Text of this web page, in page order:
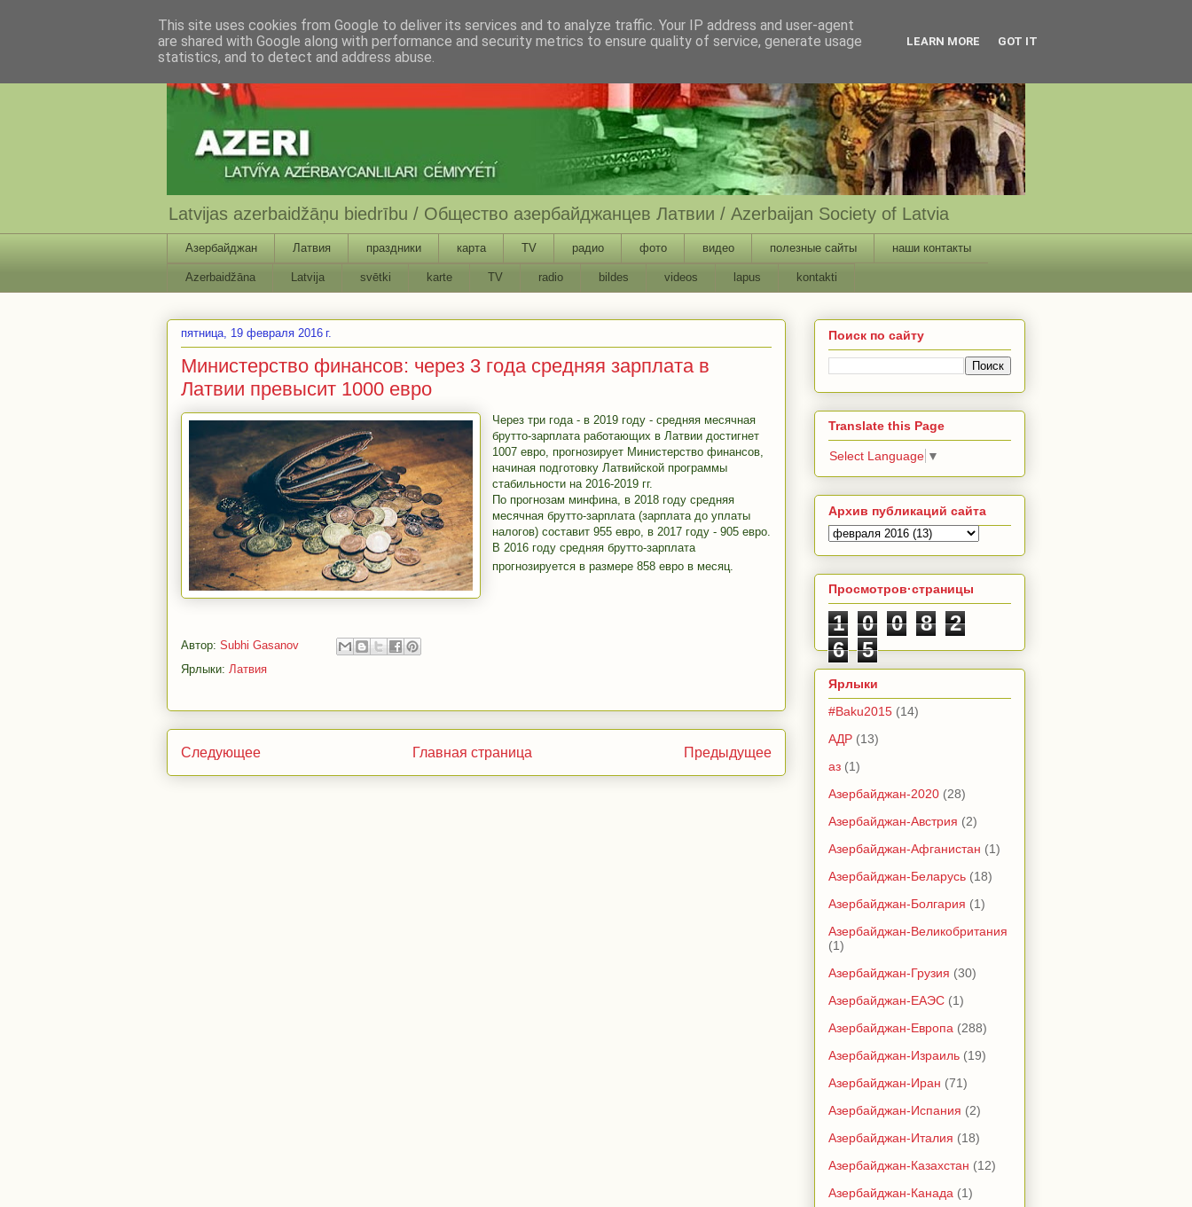
Latvijas azerbaidžāņu biedrību / Общество азербайджанцев Латвии / Azerbaijan Society of Latvia
Азербайджан Латвия праздники карта TV радио фото видео полезные сайты наши контакты
Azerbaidžāna Latvija svētki karte TV radio bildes videos lapus kontakti
пятница, 19 февраля 2016 г.
Министерство финансов: через 3 года средняя зарплата в
Латвии превысит 1000 евро
Через три года - в 2019 году - средняя месячная
брутто-зарплата работающих в Латвии достигнет
1007 евро, прогнозирует Министерство финансов,
начиная подготовку Латвийской программы
стабильности на 2016-2019 гг.
По прогнозам минфина, в 2018 году средняя
месячная брутто-зарплата (зарплата до уплаты
налогов) составит 955 евро, в 2017 году - 905 евро.
В 2016 году средняя брутто-зарплата
прогнозируется в размере 858 евро в месяц.
Автор: Subhi Gasanov
Ярлыки: Латвия
Следующее Предыдущее
Главная страница
Поиск по сайту
Translate this Page
Select Language ▼
Архив публикаций сайта
Просмотров·страницы
1 0 0 8
2
6
5
Ярлыки
#Baku2015 (14)
АДР (13)
аз (1)
Азербайджан-2020 (28)
Азербайджан-Австрия (2)
Азербайджан-Афганистан (1)
Азербайджан-Беларусь (18)
Азербайджан-Болгария (1)
Азербайджан-Великобритания
(1)
Азербайджан-Грузия (30)
Азербайджан-ЕАЭС (1)
Азербайджан-Европа (288)
Азербайджан-Израиль (19)
Азербайджан-Иран (71)
Азербайджан-Испания (2)
Азербайджан-Италия (18)
Азербайджан-Казахстан (12)
Азербайджан-Канада (1)
This site uses cookies from Google to deliver its services and to analyze traffic. Your IP address and user-agent
are shared with Google along with performance and security metrics to ensure quality of service, generate usage
statistics, and to detect and address abuse.
LEARN MORE GOT IT